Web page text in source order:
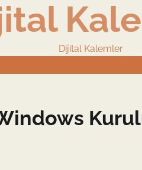
Dijital Kalemler